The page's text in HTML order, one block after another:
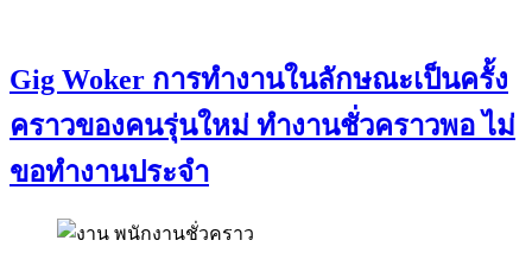
Gig Woker การทำงานในลักษณะเป็นครั้ง
คราวของคนรุ่นใหม่ ทำงานชั่วคราวพอ ไม่
ขอทำงานประจำ